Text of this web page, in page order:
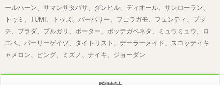
ールハーン、サマンサタバサ、ダンヒル、ディオール、サンローラン、
トゥミ、TUMI、トゥズ、バーバリー、フェラガモ、フェンディ、プッ
チ、プラダ、ブルガリ、ポーター、ボッテガベネタ、ミュウミュウ、ロ
エベ、パーリーゲイツ、タイトリスト、テーラーメイド、スコッティキ
ャメロン、ピング、ミズノ、ナイキ、ジョーダン